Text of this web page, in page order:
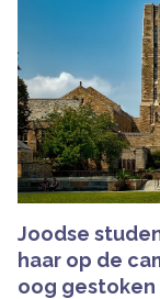
Joodse
haar op de
oog gestoken